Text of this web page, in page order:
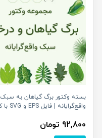
بسته وکتور برگ گیاهان به سبک
واقع‌گرایانه | فایل EPS و SVG با کیفیت بالا
92,800 تومان